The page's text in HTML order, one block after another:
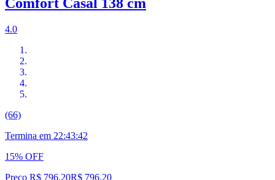
Comfort Casal 138 cm
4.0
(66)
Termina em 22:43:41
15% OFF
Preço R$ 796,20R$ 796,20